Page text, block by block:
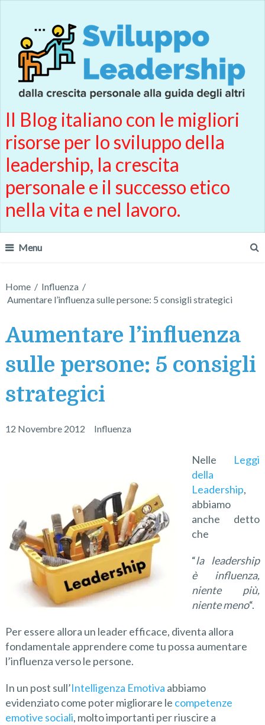
Il Blog italiano con le migliori
risorse per lo sviluppo della
leadership, la crescita
personale e il successo etico
nella vita e nel lavoro.
Menu
Home / Influenza /
Aumentare l’influenza sulle persone: 5 consigli strategici
Aumentare l’influenza
sulle persone: 5 consigli
strategici
12 Novembre 2012 Influenza
Nelle Leggi
della
Leadership,
abbiamo
anche detto
che
“la leadership
è influenza,
niente più,
niente meno“.
Per essere allora un leader efficace, diventa allora
fondamentale apprendere come tu possa aumentare
l’influenza verso le persone.
In un post sull’Intelligenza Emotiva abbiamo
evidenziato come poter migliorare le competenze
emotive sociali, molto importanti per riuscire a